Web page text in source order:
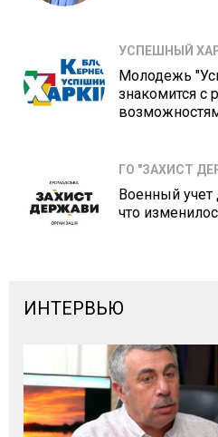
УСПЕШНЫЙ
Молодежь
знакомится с
ГО "ЗАХИСТ
Военный
что
ИНТЕРВЬЮ